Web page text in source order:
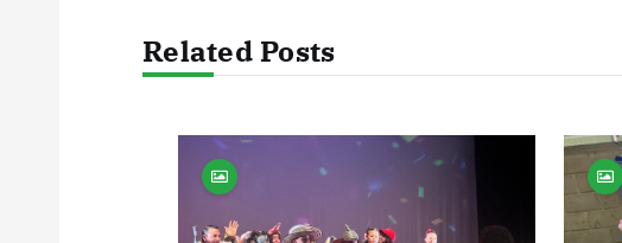
Related Posts